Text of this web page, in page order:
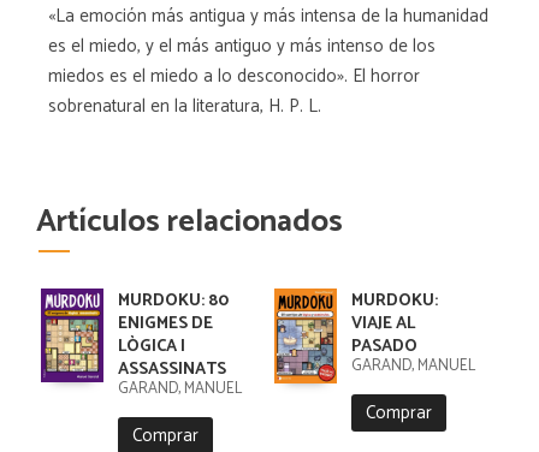
«La emoción más antigua y más intensa de la humanidad
es el miedo, y el más antiguo y más intenso de los
miedos es el miedo a lo desconocido». El horror
sobrenatural en la literatura, H. P. L.
Artículos relacionados
MURDOKU: 80
ENIGMES DE
LÒGICA I
ASSASSINATS
GARAND, MANUEL
Comprar
MURDOKU:
VIAJE AL
PASADO
GARAND, MANUEL
Comprar